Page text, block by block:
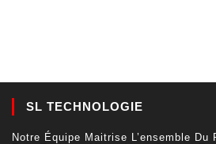
SL TECHNOLOGIE
Notre Équipe Maitrise L’ensemble